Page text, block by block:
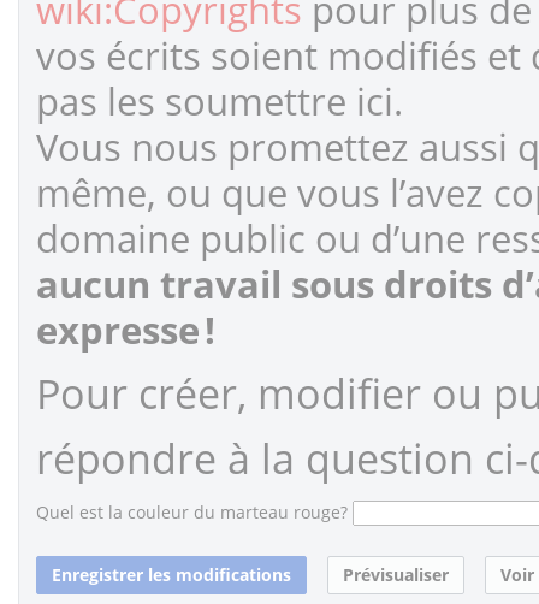
vos écrits soient modifiés
pas les soumettre ici.
Vous nous promettez aussi
même, ou que vous l’avez
domaine public ou d’une
aucun travail sous droits
expresse !
Pour créer, modifier ou
répondre à la question ci-
Quel est la couleur du marteau rouge?